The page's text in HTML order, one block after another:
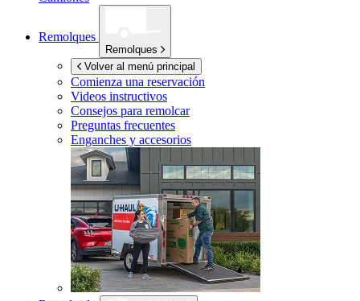
Remolques
Remolques
Volver al menú principal
Comienza una reservación
Videos instructivos
Consejos para remolcar
Preguntas frecuentes
Enganches y accesorios